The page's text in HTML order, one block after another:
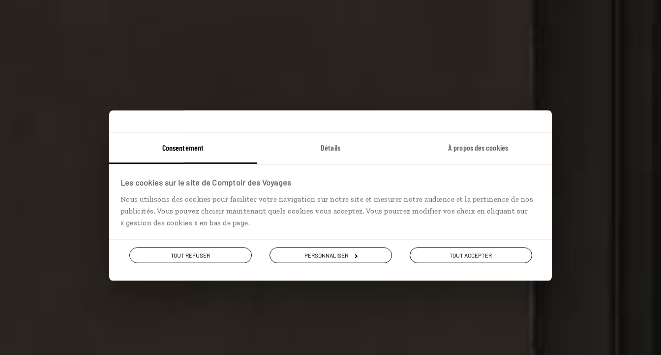
Consentement Détails À propos des cookies
Les cookies sur le site de Comptoir des Voyages
Nous utilisons des cookies pour faciliter votre navigation sur notre site et mesurer notre audience et la pertinence de nos
publicités. Vous pouvez choisir maintenant quels cookies vous acceptez. Vous pourrez modifier vos choix en cliquant sur
« gestion des cookies » en bas de page.
TOUT REFUSER PERSONNALISER TOUT ACCEPTER
Guide de voyage New York